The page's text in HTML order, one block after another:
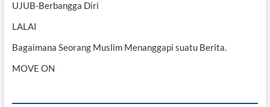
UJUB-Berbangga Diri
LALAI
Bagaimana Seorang Muslim Menanggapi suatu Berita.
MOVE ON